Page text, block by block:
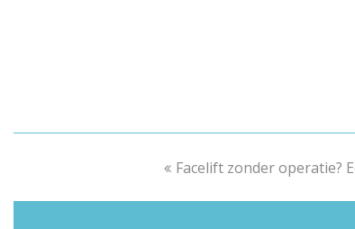
previous
Facelift zonder operatie?